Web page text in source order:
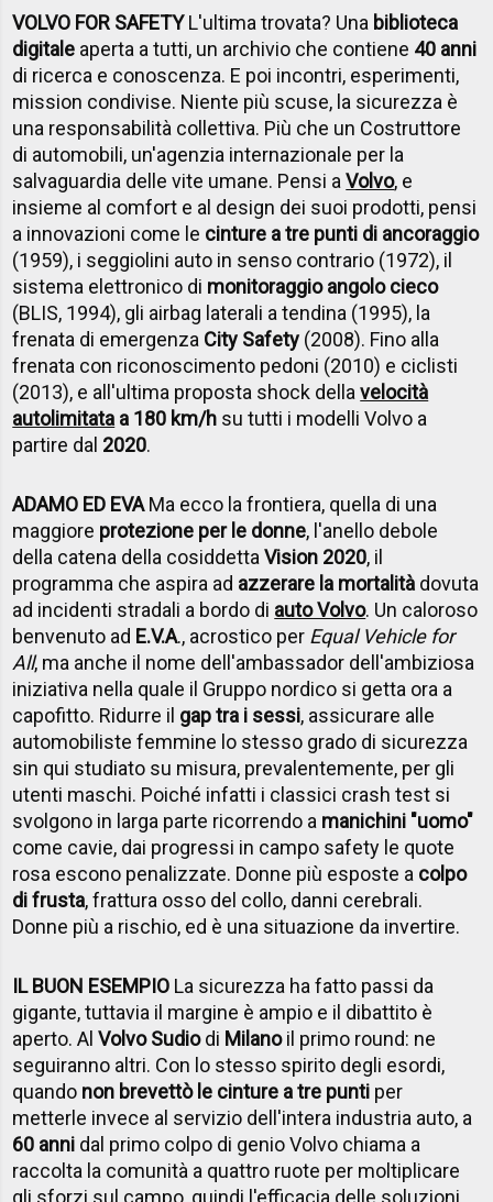
VOLVO FOR SAFETYL'ultima trovata? Una biblioteca
digitale aperta a tutti, un archivio che contiene 40 anni
di ricerca e conoscenza. E poi incontri, esperimenti,
mission condivise. Niente più scuse, la sicurezza è
una responsabilità collettiva. Più che un Costruttore
di automobili, un'agenzia internazionale per la
salvaguardia delle vite umane. Pensi aVolvo, e
insieme al comfort e al design dei suoi prodotti, pensi
a innovazioni come le cinture a tre punti di ancoraggio
(1959), i seggiolini auto in senso contrario (1972), il
sistema elettronico di monitoraggio angolo cieco
(BLIS, 1994), gli airbag laterali a tendina (1995), la
frenata di emergenza City Safety (2008). Fino alla
frenata con riconoscimento pedoni (2010) e ciclisti
(2013), e all'ultima proposta shock dellavelocità
autolimitata a 180 km/h su tutti i modelli Volvo a
partire dal 2020.
ADAMO ED EVAMa ecco la frontiera, quella di una
maggiore protezione per le donne, l'anello debole
della catena della cosiddettaVision 2020, il
programma che aspira ad azzerare la mortalità dovuta
ad incidenti stradali a bordo di auto Volvo. Un caloroso
benvenuto ad E.V.A., acrostico per Equal Vehicle for
All, ma anche il nome dell'ambassador dell'ambiziosa
iniziativa nella quale il Gruppo nordico si getta ora a
capofitto. Ridurre il gap tra i sessi, assicurare alle
automobiliste femmine lo stesso grado di sicurezza
sin qui studiato su misura, prevalentemente, per gli
utenti maschi. Poiché infatti i classici crash test si
svolgono in larga parte ricorrendo a manichini "uomo"
come cavie, dai progressi in campo safety le quote
rosa escono penalizzate. Donne più esposte a colpo
di frusta, frattura osso del collo, danni cerebrali.
Donne più a rischio, ed è una situazione da invertire.
IL BUON ESEMPIO La sicurezza ha fatto passi da
gigante, tuttavia il margine è ampio e il dibattito è
aperto. AlVolvo Sudiodi Milanoil primo round: ne
seguiranno altri. Con lo stesso spirito degli esordi,
quando non brevettò le cinture a tre punti per
metterle invece al servizio dell'intera industria auto, a
60 anni dal primo colpo di genio Volvo chiama a
raccolta la comunità a quattro ruote per moltiplicare
gli sforzi sul campo, quindi l'efficacia delle soluzioni